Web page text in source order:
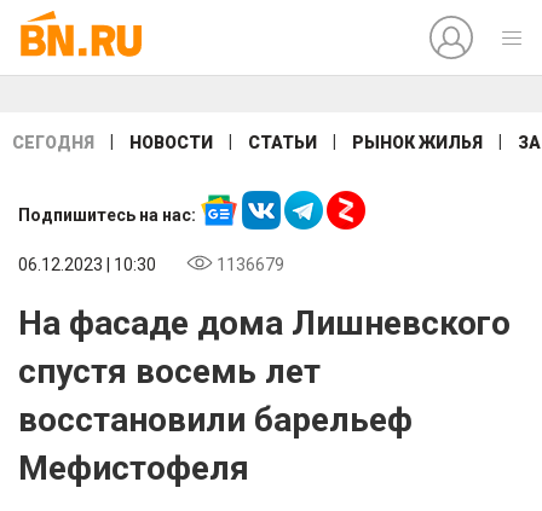
СЕГОДНЯ НОВОСТИ СТАТЬИ РЫНОК ЖИЛЬЯ
Подпишитесь на нас:
06.12.2023 | 10:30 1136679
На фасаде дома Лишневского
спустя восемь лет
восстановили барельеф
Мефистофеля